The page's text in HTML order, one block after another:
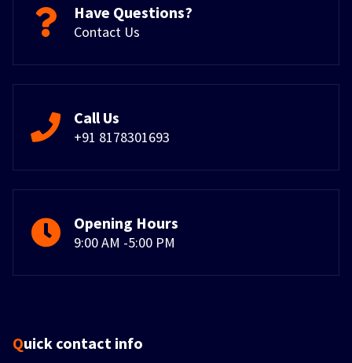
Have Questions?
Contact Us
Call Us
+91 8178301693
Opening Hours
9:00 AM -5:00 PM
Quick contact info